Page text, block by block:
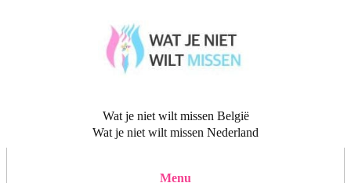
Wat je niet wilt missen België
Wat je niet wilt missen Nederland
Menu